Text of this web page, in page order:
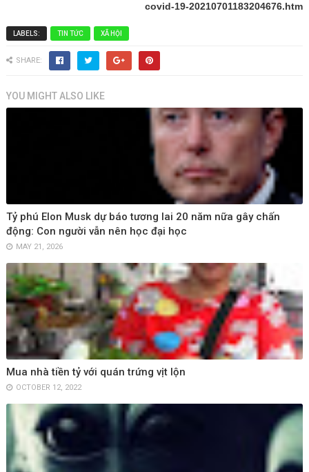
covid-19-20210701183204676.htm
LABELS: TIN TỨC XÃ HỘI
SHARE:
YOU MIGHT ALSO LIKE
Tỷ phú Elon Musk dự báo tương lai 20 năm nữa gây chấn
động: Con người vẫn nên học đại học
MAY 21, 2026
Mua nhà tiền tỷ với quán trứng vịt lộn
OCTOBER 12, 2022